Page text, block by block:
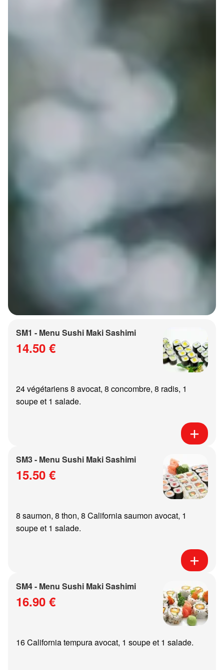
SM1 - Menu Sushi Maki Sashimi
14.50 €
24 végétariens 8 avocat, 8 concombre, 8 radis, 1
soupe et 1 salade.
SM3 - Menu Sushi Maki Sashimi
15.50 €
8 saumon, 8 thon, 8 California saumon avocat, 1
soupe et 1 salade.
SM4 - Menu Sushi Maki Sashimi
16.90 €
16 California tempura avocat, 1 soupe et 1 salade.